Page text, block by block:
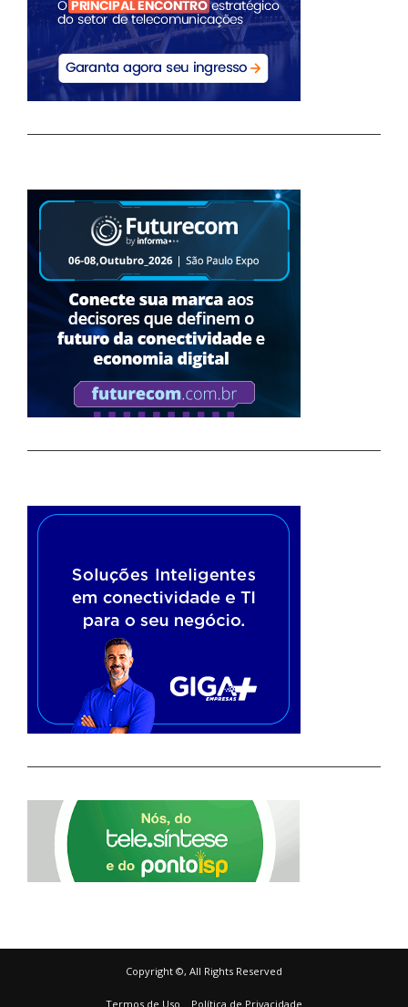
Copyright ©, All Rights Reserved
Termos de Uso Política de Privacidade